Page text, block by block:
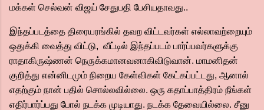
மக்கள் செல்வன் விஜய் சேதுபதி பேசியதாவது..
இந்தப்படத்தை திரையரங்கில் தவற விட்டவர்கள் எல்லாவற்றையும்
ஒதுக்கி வைத்து விட்டு, வீட்டில் இந்தப்படம் பார்ப்பவர்களுக்கு
ராதாகிருஷ்ணன் நெருக்கமானவனாகிவிடுவான். மாமனிதன்
குறித்து என்னிடமும் நிறைய கேள்விகள் கேட்கப்பட்டது, ஆனால்
எதற்கும் நான் பதில் சொல்லவில்லை. ஒரு கதாப்பாத்திரம் நீங்கள்
எதிர்பார்ப்பது போல் நடக்க முடியாது. நடக்க தேவையில்லை. சீனு